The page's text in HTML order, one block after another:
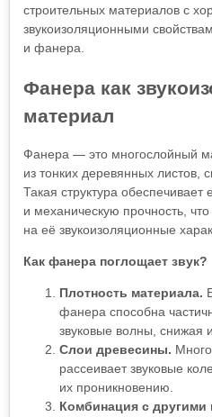
строительных материалов с
звукоизоляционными
и фанера.
Фанера как
материал
Фанера — это многослойный
из тонких деревянных листов,
Такая структура обеспечивает
и механическую прочность,
на её звукоизоляционные
Как фанера поглощает звук?
Плотность материала.
фанера способна
звуковые волны, снижая
Слои древесины.
рассеивает звуковые
их проникновению.
Комбинация с другими